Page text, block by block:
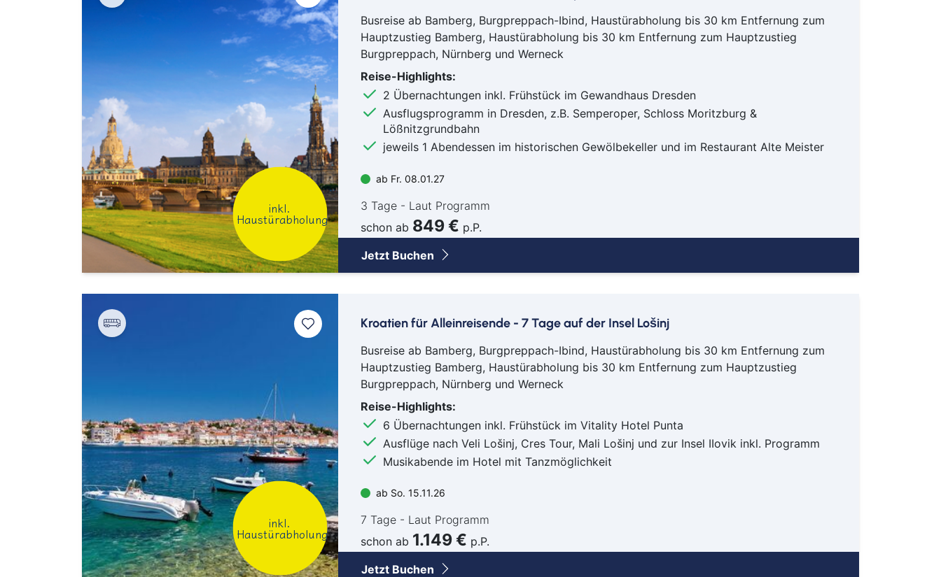
Hamm
Herbolzheim
Hof
Jülich
Mainz
Meppen
Minden
Neuenburg am Rhein
Nürnberg
Osnabrück
inkl.
Haustürabholung
Busreise ab Bamberg, Burgpreppach-Ibind, Haustürabholung bis 30 km Entfernung zum
Hauptzustieg Bamberg, Haustürabholung bis 30 km Entfernung zum Hauptzustieg
Burgpreppach, Nürnberg und Werneck
Reise-Highlights:
2 Übernachtungen inkl. Frühstück im Gewandhaus Dresden
Ausflugsprogramm in Dresden, z.B. Semperoper, Schloss Moritzburg &
Lößnitzgrundbahn
jeweils 1 Abendessen im historischen Gewölbekeller und im Restaurant Alte Meister
ab Fr. 08.01.27
3 Tage - Laut Programm
schon ab 849 € p.P.
Jetzt Buchen
inkl.
Haustürabholung
Kroatien für Alleinreisende - 7 Tage auf der Insel Lošinj
Busreise ab Bamberg, Burgpreppach-Ibind, Haustürabholung bis 30 km Entfernung zum
Hauptzustieg Bamberg, Haustürabholung bis 30 km Entfernung zum Hauptzustieg
Burgpreppach, Nürnberg und Werneck
Reise-Highlights:
6 Übernachtungen inkl. Frühstück im Vitality Hotel Punta
Ausflüge nach Veli Lošinj, Cres Tour, Mali Lošinj und zur Insel IIovik inkl. Programm
Musikabende im Hotel mit Tanzmöglichkeit
ab So. 15.11.26
7 Tage - Laut Programm
schon ab 1.149 € p.P.
Jetzt Buchen